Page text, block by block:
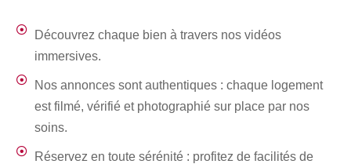
Découvrez chaque bien à travers nos vidéos
immersives.
Nos annonces sont authentiques : chaque logement
est filmé, vérifié et photographié sur place par nos
soins.
Réservez en toute sérénité : profitez de facilités de